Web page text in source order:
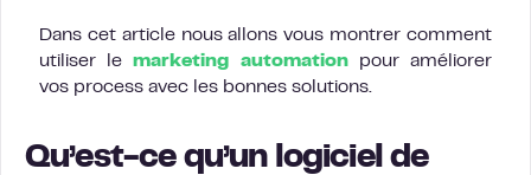
Dans cet article nous allons vous montrer comment
utiliser lemarketing automationpour améliorer
vos process avec les bonnes solutions.
Qu’est-ce qu’un logiciel de